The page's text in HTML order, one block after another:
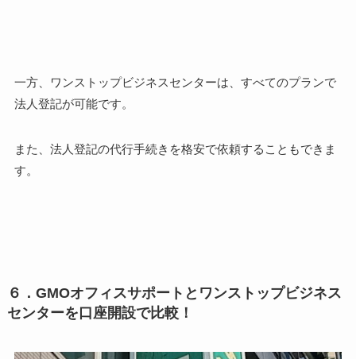
一方、ワンストップビジネスセンターは、すべてのプランで
法人登記が可能です。
また、法人登記の代行手続きを格安で依頼することもできま
す。
６．GMOオフィスサポートとワンストップビジネス
センターを口座開設で比較！